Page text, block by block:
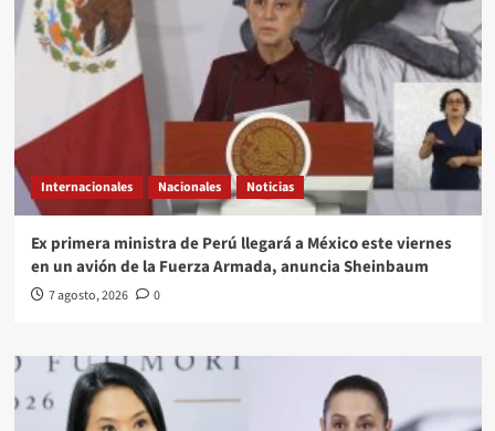
Internacionales Nacionales Noticias
Ex primera ministra de Perú llegará a México este viernes
en un avión de la Fuerza Armada, anuncia Sheinbaum
7 agosto, 2026 0